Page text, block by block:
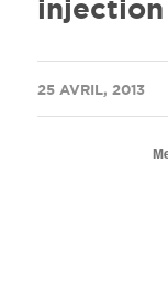
injection
25 AVRIL, 2013